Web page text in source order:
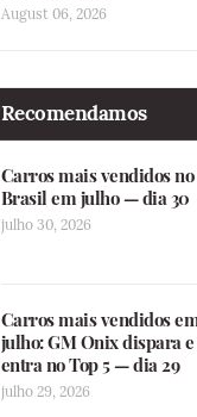
August 06, 2026
Recomendamos
Carros mais vendidos no
Brasil em julho — dia 30
julho 30, 2026
Carros mais vendidos
julho: GM Onix dispara e
entra no Top 5 — dia 29
julho 29, 2026